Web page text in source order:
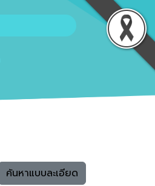
ค้นหาแบบละเอียด